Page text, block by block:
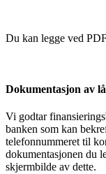
Du kan legge ved
Dokumentasjon av
Vi godtar
banken som kan
telefonnummeret til
dokumentasjonen du
skjermbilde av dette.